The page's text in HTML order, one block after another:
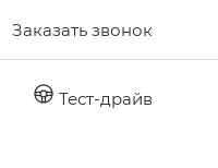
Заказать звонок
Тест-драйв